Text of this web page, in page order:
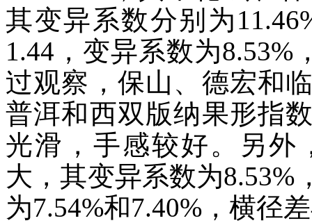
其变异系数分别为
1.44，变异系数为
过观察，保山、德宏和
普洱和西双版纳果形指
光滑，手感较好。另外
大，其变异系数为8.53%
为7.54%和7.40%，横径